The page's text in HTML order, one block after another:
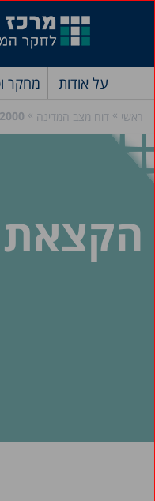
על אודות מחקר
ראשי » דוח מצב המדינה »
2000
הקצאת